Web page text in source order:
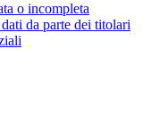
o incompleta
da parte dei titolari